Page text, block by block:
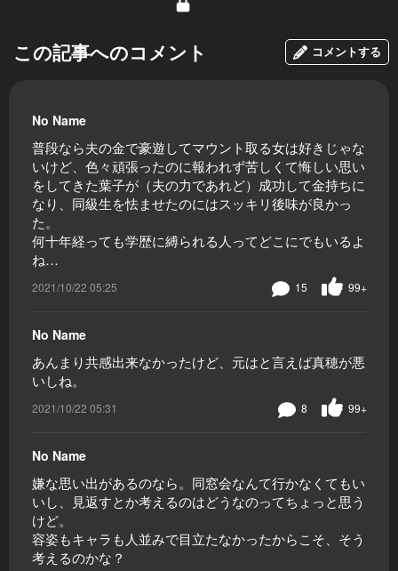
この記事へのコメント コメントする
No Name
普段なら夫の金で豪遊してマウント取る女は好きじゃな
いけど、色々頑張ったのに報われず苦しくて悔しい思い
をしてきた葉子が（夫の力であれど）成功して金持ちに
なり、同級生を怯ませたのにはスッキリ後味が良かっ
た。
何十年経っても学歴に縛られる人ってどこにでもいるよ
ね…
2021/10/22 05:25 99+
15
No Name
あんまり共感出来なかったけど、元はと言えば真穂が悪
いしね。
2021/10/22 05:31 99+
8
No Name
嫌な思い出があるのなら。同窓会なんて行かなくてもい
いし、見返すとか考えるのはどうなのってちょっと思う
けど。
容姿もキャラも人並みで目立たなかったからこそ、そう
考えるのかな？